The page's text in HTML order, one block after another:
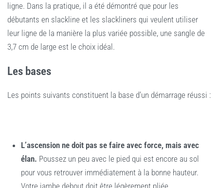
ligne. Dans la pratique, il a été démontré que pour les
débutants en slackline et les slackliners qui veulent utiliser
leur ligne de la manière la plus variée possible, une sangle de
3,7 cm de large est le choix idéal.
Les bases
Les points suivants constituent la base d’un démarrage réussi :
L’ascension ne doit pas se faire avec force, mais avec
élan. Poussez un peu avec le pied qui est encore au sol
pour vous retrouver immédiatement à la bonne hauteur.
Votre jambe debout doit être légèrement pliée.